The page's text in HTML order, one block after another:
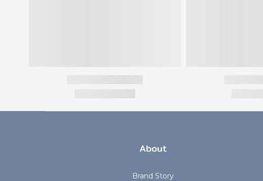
About
Brand Story